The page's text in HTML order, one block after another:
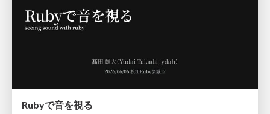
Rubyで音を視る